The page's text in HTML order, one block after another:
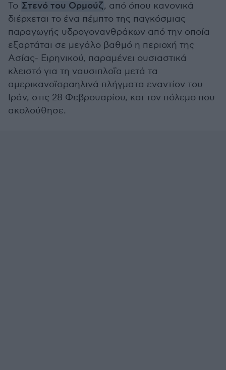
Το Στενό του Ορμούζ, από όπου κανονικά
διέρχεται το ένα πέμπτο της παγκόσμιας
παραγωγής υδρογονανθράκων από την οποία
εξαρτάται σε μεγάλο βαθμό η περιοχή της
Ασίας- Ειρηνικού, παραμένει ουσιαστικά
κλειστό για τη ναυσιπλοΐα μετά τα
αμερικανοϊσραηλινά πλήγματα εναντίον του
Ιράν, στις 28 Φεβρουαρίου, και τον πόλεμο που
ακολούθησε.